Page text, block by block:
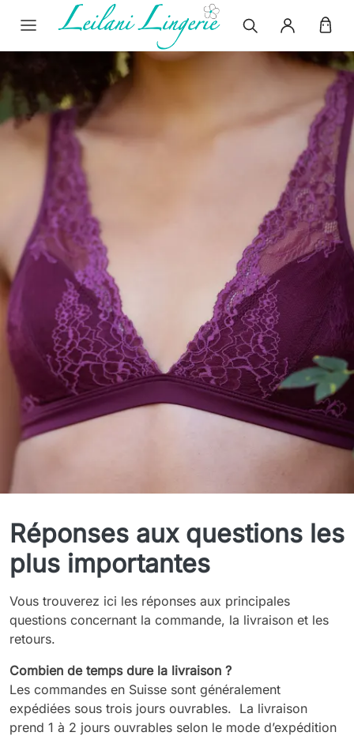
Questions fréquentes
Réponses aux questions les
plus importantes
Vous trouverez ici les réponses aux principales
questions concernant la commande, la livraison et les
retours.
Combien de temps dure la livraison ?
Les commandes en Suisse sont généralement
expédiées sous trois jours ouvrables. La livraison
prend 1 à 2 jours ouvrables selon le mode d’expédition